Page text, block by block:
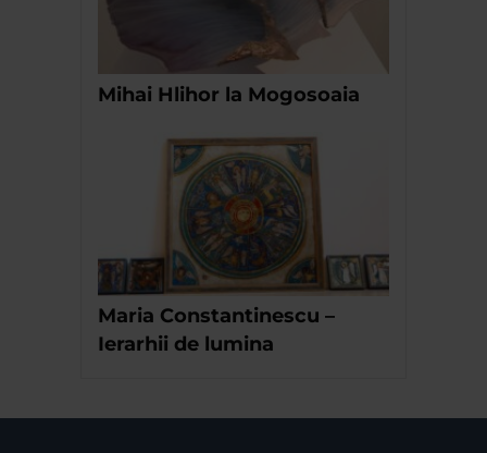
Mihai Hlihor la Mogosoaia
Maria Constantinescu –
Ierarhii de lumina